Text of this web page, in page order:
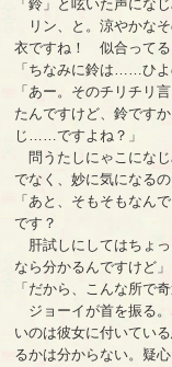
「鈴」と呟いた声にな
リン、と。涼やかな
衣ですね！ 似合ってる
「ちなみに鈴は……ひよ
「あー。そのチリチリ
たんですけど、鈴です
じ……ですよね？」
問うたしにゃこにな
でなく、妙に気になるの
「あと、そもそもなん
です？
肝試しにしてはちょ
なら分かるんですけど」
「だから、こんな所で
ジョーイが首を振る
いのは彼女に付いてい
るかは分からない。疑